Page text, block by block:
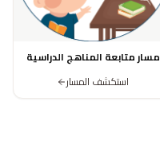
مسار متابعة المناهج الدراسية
استكشف المسار